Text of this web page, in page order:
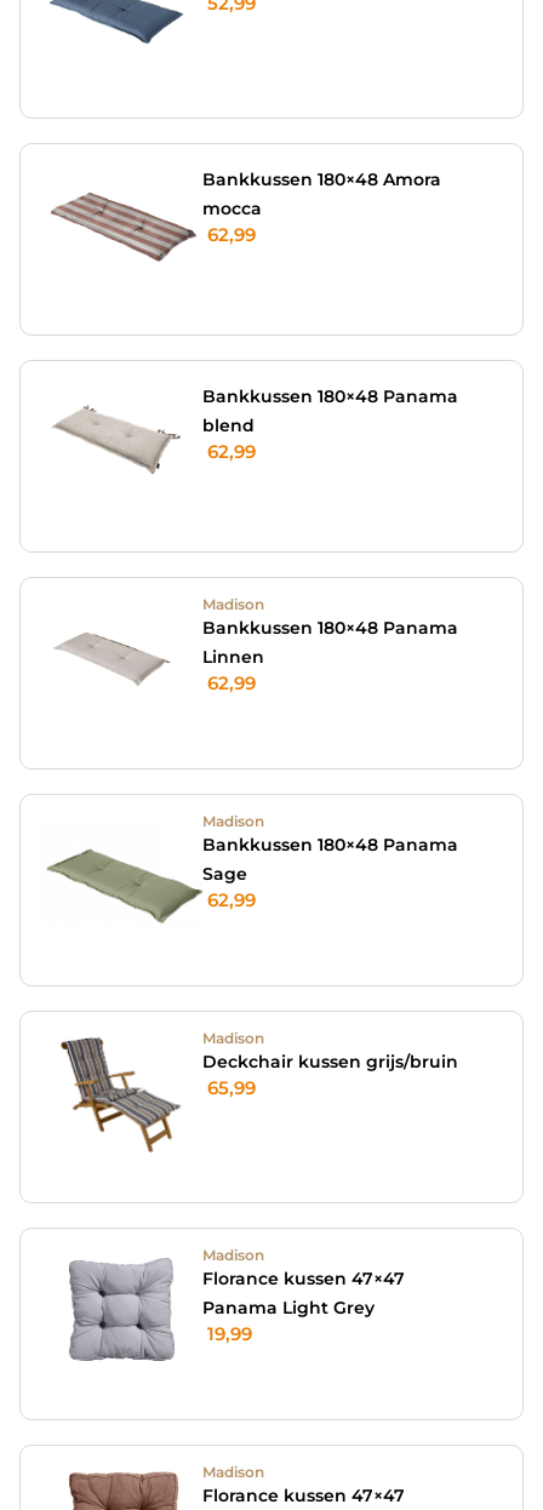
Bankkussen 180×48 Amora
mocca
62,99
Bankkussen 180×48 Panama
blend
62,99
Madison
Bankkussen 180×48 Panama
Linnen
62,99
Madison
Bankkussen 180×48 Panama
Sage
62,99
Madison
Deckchair kussen grijs/bruin
65,99
Madison
Florance kussen 47×47
Panama Light Grey
19,99
Madison
Florance kussen 47×47